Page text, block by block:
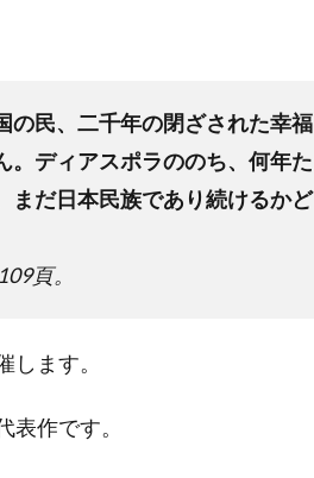
の民、二千年の閉ざされた幸福
。ディアスポラののち、何年た
まだ日本民族であり続けるかど
頁。
ます。
作です。